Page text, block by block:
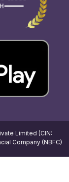
Limited (CIN:
Company (NBFC)